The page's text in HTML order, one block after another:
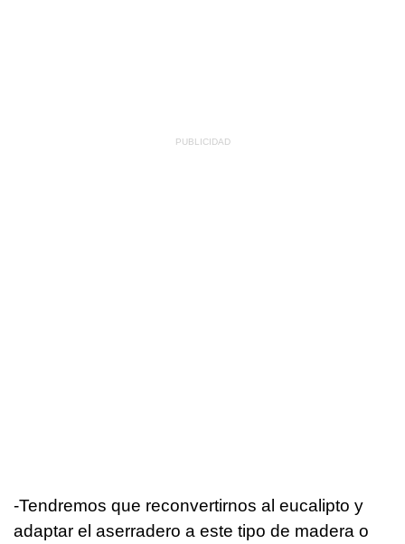
-Tendremos que reconvertirnos al eucalipto y
adaptar el aserradero a este tipo de madera o